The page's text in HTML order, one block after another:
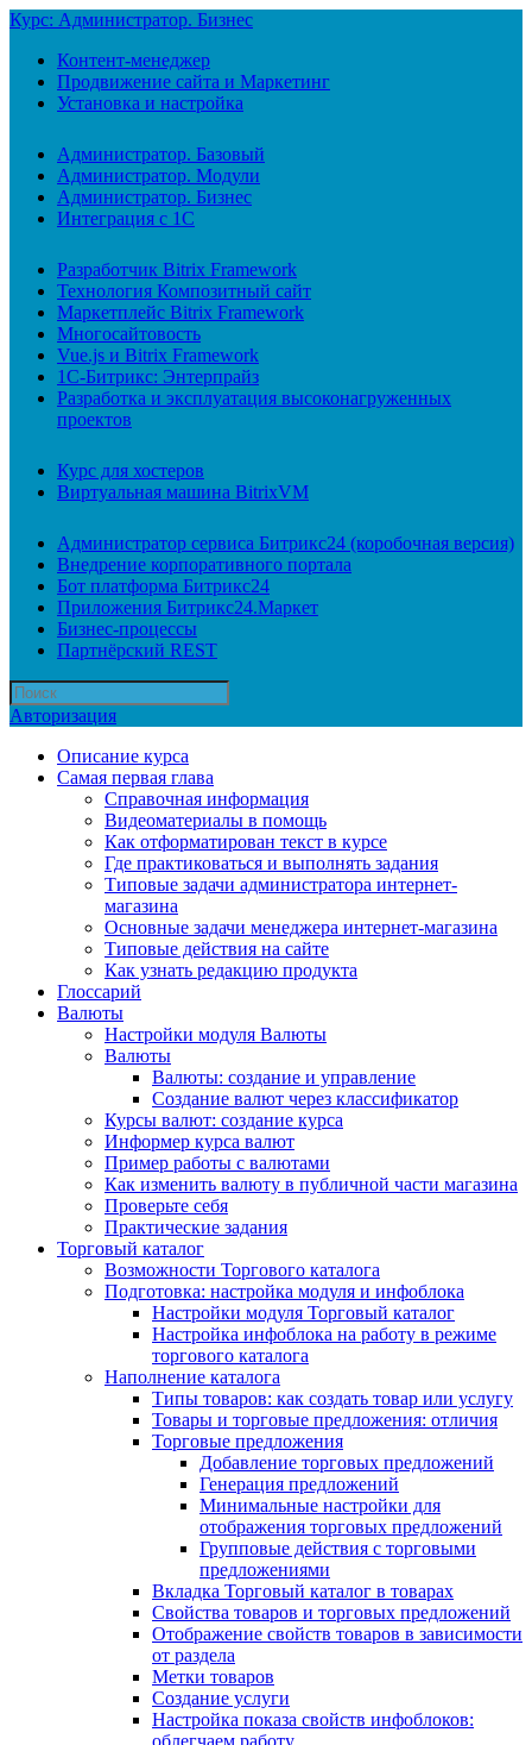
Курс: Администратор. Бизнес
Контент-менеджер
Продвижение сайта и Маркетинг
Установка и настройка
Администратор. Базовый
Администратор. Модули
Администратор. Бизнес
Интеграция с 1С
Разработчик Bitrix Framework
Технология Композитный сайт
Маркетплейс Bitrix Framework
Многосайтовость
Vue.js и Bitrix Framework
1С-Битрикс: Энтерпрайз
Разработка и эксплуатация высоконагруженных
проектов
Курс для хостеров
Виртуальная машина BitrixVM
Администратор сервиса Битрикс24 (коробочная версия)
Внедрение корпоративного портала
Бот платформа Битрикс24
Приложения Битрикс24.Маркет
Бизнес-процессы
Партнёрский REST
Авторизация
Описание курса
Самая первая глава
Справочная информация
Видеоматериалы в помощь
Как отформатирован текст в курсе
Где практиковаться и выполнять задания
Типовые задачи администратора интернет-
магазина
Основные задачи менеджера интернет-магазина
Типовые действия на сайте
Как узнать редакцию продукта
Глоссарий
Валюты
Настройки модуля Валюты
Валюты
Валюты: создание и управление
Создание валют через классификатор
Курсы валют: создание курса
Информер курса валют
Пример работы с валютами
Как изменить валюту в публичной части магазина
Проверьте себя
Практические задания
Торговый каталог
Возможности Торгового каталога
Подготовка: настройка модуля и инфоблока
Настройки модуля Торговый каталог
Настройка инфоблока на работу в режиме
торгового каталога
Наполнение каталога
Типы товаров: как создать товар или услугу
Товары и торговые предложения: отличия
Торговые предложения
Добавление торговых предложений
Генерация предложений
Минимальные настройки для
отображения торговых предложений
Групповые действия с торговыми
предложениями
Вкладка Торговый каталог в товарах
Свойства товаров и торговых предложений
Отображение свойств товаров в зависимости
от раздела
Метки товаров
Создание услуги
Настройка показа свойств инфоблоков:
облегчаем работу